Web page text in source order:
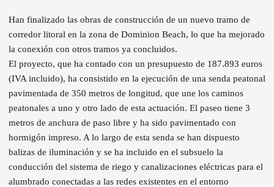
Han finalizado las obras de construcción de un nuevo tramo de
corredor litoral en la zona de Dominion Beach, lo que ha mejorado
la conexión con otros tramos ya concluidos.
El proyecto, que ha contado con un presupuesto de 187.893 euros
(IVA incluido), ha consistido en la ejecución de una senda peatonal
pavimentada de 350 metros de longitud, que une los caminos
peatonales a uno y otro lado de esta actuación. El paseo tiene 3
metros de anchura de paso libre y ha sido pavimentado con
hormigón impreso. A lo largo de esta senda se han dispuesto
balizas de iluminación y se ha incluido en el subsuelo la
conducción del sistema de riego y canalizaciones eléctricas para el
alumbrado conectadas a las redes existentes en el entorno